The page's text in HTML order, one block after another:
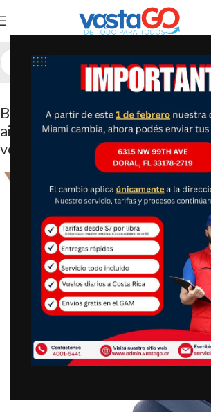
Botella thermo – Takeya
aislados en acero inoxidable
vertedor. Visita la tienda de